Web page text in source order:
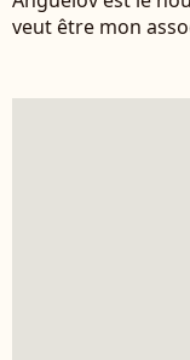
veut être mon